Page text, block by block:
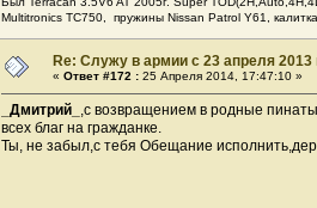
Мultitronics TC750, пружины Nissan Patrol Y61, калитка
Re: Служу в армии с 23 апреля 2013
« Ответ #172 : 25 Апреля 2014, 17:47:10 »
_Дмитрий_ ,с возвращением в родные
всех благ на гражданке.
Ты, не забыл,с тебя Обещание